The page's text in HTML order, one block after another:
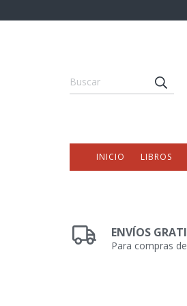
INICIO LIBROS
ENVÍOS
Para compras